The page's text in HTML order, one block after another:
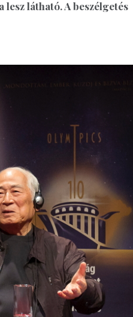
látható. A beszélgetés